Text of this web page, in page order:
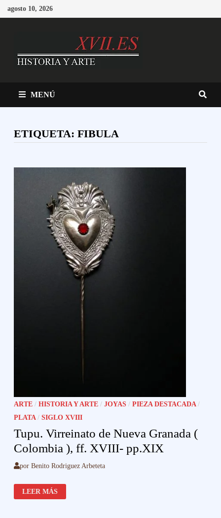
Saltar
al
agosto 10, 2026
MENÚ
ETIQUETA:FIBULA
ARTE /HISTORIA Y ARTE /JOYAS /PIEZA DESTACADA/
PLATA/SIGLO XVIII
Tupu. Virreinato de Nueva Granada (
Colombia ), ff. XVIII- pp.XIX
porBenito Rodriguez Arbeteta
TUPU.
VIRREINATO
DE
LEER MÁS